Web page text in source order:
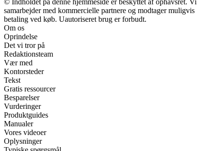
© Indholdet på denne hjemmeside er beskyttet af ophavsret. Vi
samarbejder med kommercielle partnere og modtager muligvis
betaling ved køb. Uautoriseret brug er forbudt.
Om os
Oprindelse
Det vi tror på
Redaktionsteam
Vær med
Kontorsteder
Tekst
Gratis ressourcer
Besparelser
Vurderinger
Produktguides
Manualer
Vores videoer
Oplysninger